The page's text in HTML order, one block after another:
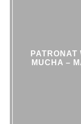
MUCHA –